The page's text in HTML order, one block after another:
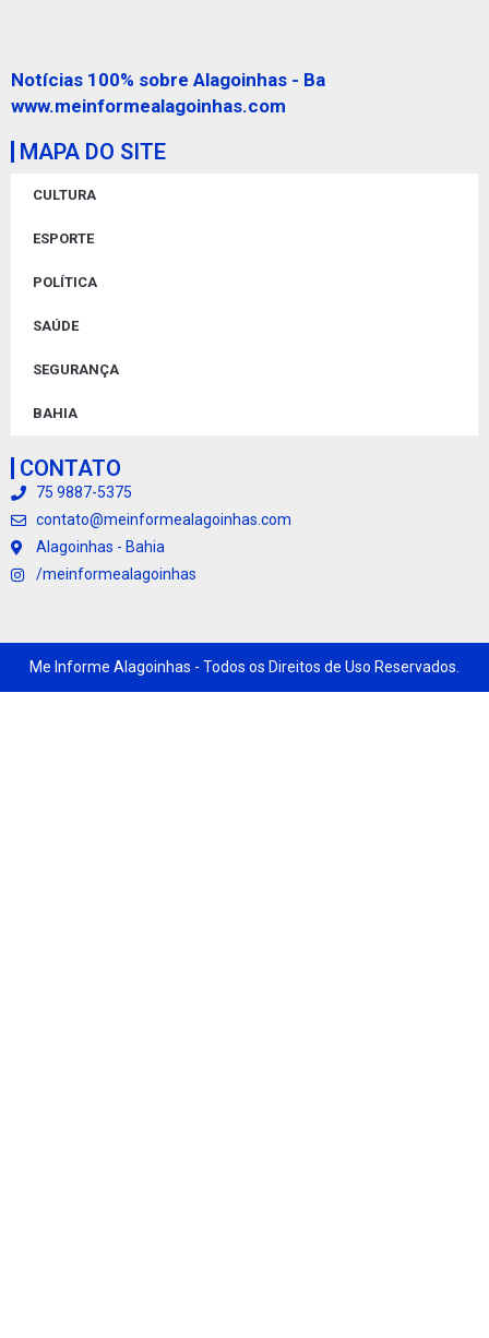
Notícias 100% sobre Alagoinhas - Ba
www.meinformealagoinhas.com
MAPA DO SITE
CULTURA
ESPORTE
POLÍTICA
SAÚDE
SEGURANÇA
BAHIA
CONTATO
75 9887-5375
contato@meinformealagoinhas.com
Alagoinhas - Bahia
/meinformealagoinhas
Me Informe Alagoinhas - Todos os Direitos de Uso Reservados.